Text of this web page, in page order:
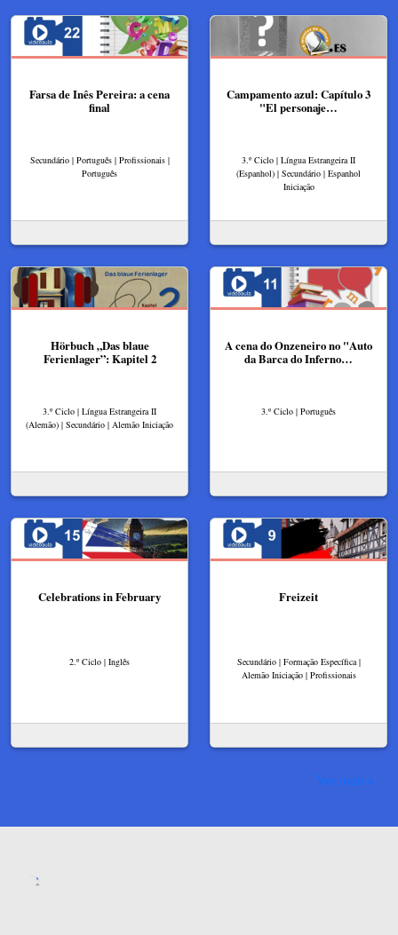
Farsa de Inês Pereira: a cena
final
Secundário | Português | Profissionais |
Português
Campamento azul: Capítulo 3
"El personaje…
3.º Ciclo | Língua Estrangeira II
(Espanhol) | Secundário | Espanhol
Iniciação
Hörbuch „Das blaue
Ferienlager”: Kapitel 2
3.º Ciclo | Língua Estrangeira II
(Alemão) | Secundário | Alemão Iniciação
A cena do Onzeneiro no "Auto
da Barca do Inferno…
3.º Ciclo | Português
Celebrations in February
2.º Ciclo | Inglês
Freizeit
Secundário | Formação Específica |
Alemão Iniciação | Profissionais
Ver mais